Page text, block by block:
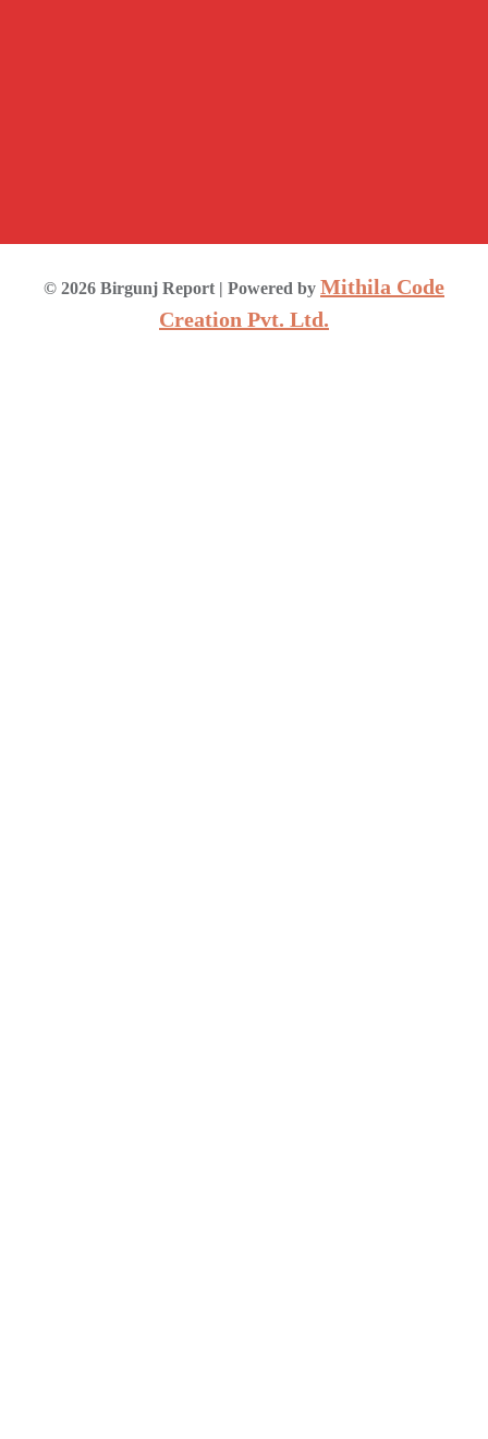
© 2026 Birgunj Report | Powered by Mithila Code
Creation Pvt. Ltd.